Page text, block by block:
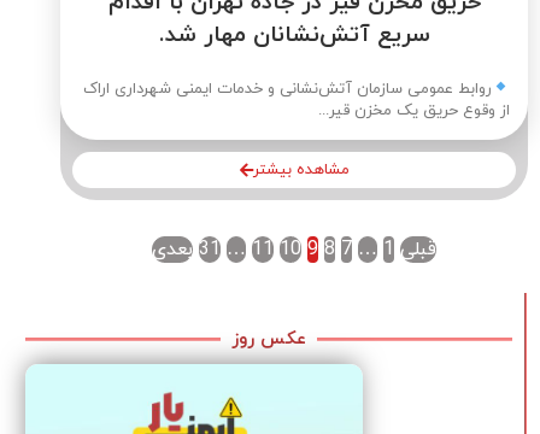
سریع آتش‌نشانان مهار شد.
روابط عمومی سازمان آتش‌نشانی و خدمات ایمنی شهرداری اراک
از وقوع حریق یک مخزن قیر...
مشاهده بیشتر
قبلی 1
…
7
8
9
10
11
…
31 بعدی
عکس روز